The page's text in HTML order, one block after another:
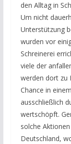
den Alltag in
Um nicht
Unterstützung
wurden vor
Schreinerei
viele der
werden dort zu
Chance in
ausschließlich
wertschöpft.
solche
Deutschland,